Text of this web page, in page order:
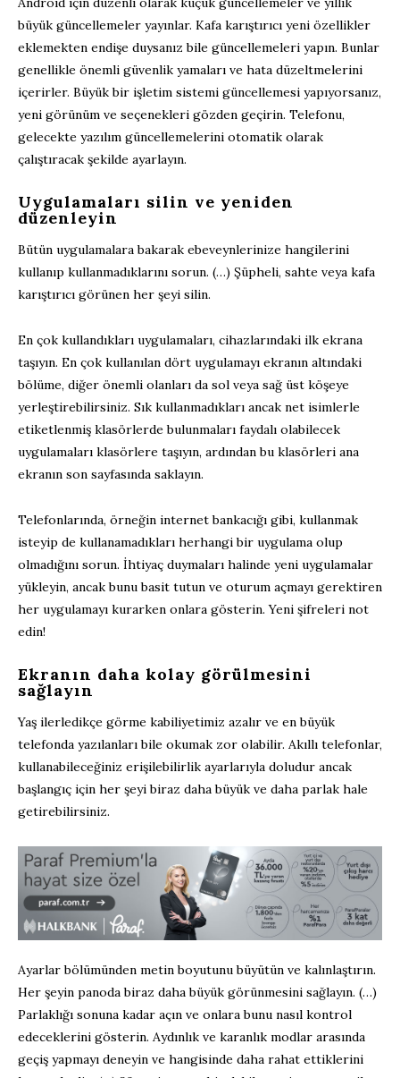
büyük güncellemeler yayınlar. Kafa karıştırıcı yeni özellikler
eklemekten endişe duysanız bile güncellemeleri yapın. Bunlar
genellikle önemli güvenlik yamaları ve hata düzeltmelerini
içerirler. Büyük bir işletim sistemi güncellemesi yapıyorsanız,
yeni görünüm ve seçenekleri gözden geçirin. Telefonu,
gelecekte yazılım güncellemelerini otomatik olarak
çalıştıracak şekilde ayarlayın.
Uygulamaları silin ve yeniden
düzenleyin
Bütün uygulamalara bakarak ebeveynlerinize hangilerini
kullanıp kullanmadıklarını sorun. (…) Şüpheli, sahte veya kafa
karıştırıcı görünen her şeyi silin.
En çok kullandıkları uygulamaları, cihazlarındaki ilk ekrana
taşıyın. En çok kullanılan dört uygulamayı ekranın altındaki
bölüme, diğer önemli olanları da sol veya sağ üst köşeye
yerleştirebilirsiniz. Sık kullanmadıkları ancak net isimlerle
etiketlenmiş klasörlerde bulunmaları faydalı olabilecek
uygulamaları klasörlere taşıyın, ardından bu klasörleri ana
ekranın son sayfasında saklayın.
Telefonlarında, örneğin internet bankacığı gibi, kullanmak
isteyip de kullanamadıkları herhangi bir uygulama olup
olmadığını sorun. İhtiyaç duymaları halinde yeni uygulamalar
yükleyin, ancak bunu basit tutun ve oturum açmayı gerektiren
her uygulamayı kurarken onlara gösterin. Yeni şifreleri not
edin!
Ekranın daha kolay görülmesini
sağlayın
Yaş ilerledikçe görme kabiliyetimiz azalır ve en büyük
telefonda yazılanları bile okumak zor olabilir. Akıllı telefonlar,
kullanabileceğiniz erişilebilirlik ayarlarıyla doludur ancak
başlangıç için her şeyi biraz daha büyük ve daha parlak hale
getirebilirsiniz.
Ayarlar bölümünden metin boyutunu büyütün ve kalınlaştırın.
Her şeyin panoda biraz daha büyük görünmesini sağlayın. (…)
Parlaklığı sonuna kadar açın ve onlara bunu nasıl kontrol
edeceklerini gösterin. Aydınlık ve karanlık modlar arasında
geçiş yapmayı deneyin ve hangisinde daha rahat ettiklerini